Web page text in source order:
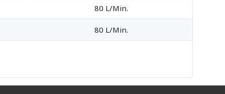
80 L/Min.
80 L/Min.